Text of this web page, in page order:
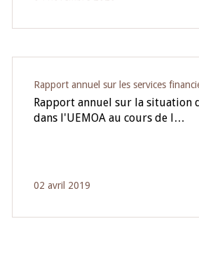
Rapport annuel sur les services
Rapport annuel sur la situation
dans l'UEMOA au cours de l…
02 avril 2019